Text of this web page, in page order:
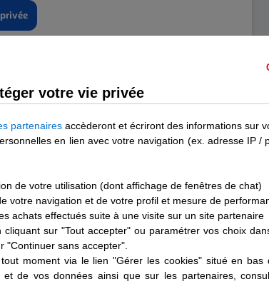
la rémunération pour copie privée. En
des images, des vidéos, des séries, des
votre vie privée
partenaires accèderont et écriront des informations sur
en lien avec votre navigation (ex. adresse IP /
de votre utilisation (dont affichage de fenêtres de chat)
votre navigation et de votre profil et mesure de
achats effectués suite à une visite sur un site partenaire
sur "Tout accepter" ou paramétrer vos choix
"Continuer sans accepter".
moment via le lien "Gérer les cookies" situé en bas
de vos données ainsi que sur les partenaires,